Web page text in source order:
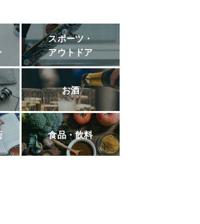
スポーツ・
アウトドア
お酒
食品・飲料